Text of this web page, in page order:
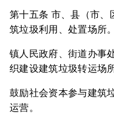
第十五条 市、县（市、
筑垃圾利用、处置场所。
镇人民政府、街道办事
织建设建筑垃圾转运场所
鼓励社会资本参与建筑
运营。